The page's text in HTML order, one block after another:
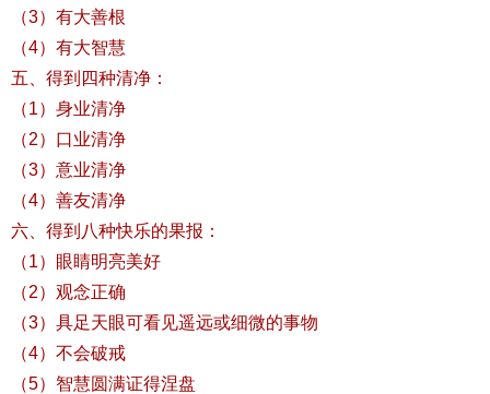
（3）有大善根
（4）有大智慧
五、得到四种清净：
（1）身业清净
（2）口业清净
（3）意业清净
（4）善友清净
六、得到八种快乐的果报：
（1）眼睛明亮美好
（2）观念正确
（3）具足天眼可看见遥远或细微的事物
（4）不会破戒
（5）智慧圆满证得涅盘